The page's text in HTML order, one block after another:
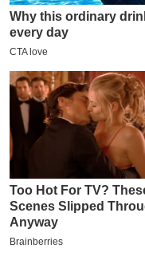
प
र
मि
सा
ल
बे
सा
ल
श
ख्सि